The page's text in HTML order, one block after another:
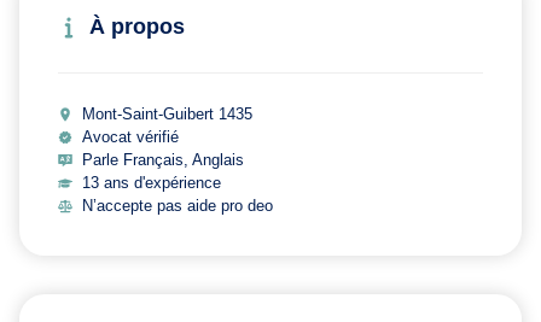
À propos
Mont-Saint-Guibert 1435
Avocat vérifié
Parle Français, Anglais
13 ans d'expérience
N’accepte pas aide pro deo